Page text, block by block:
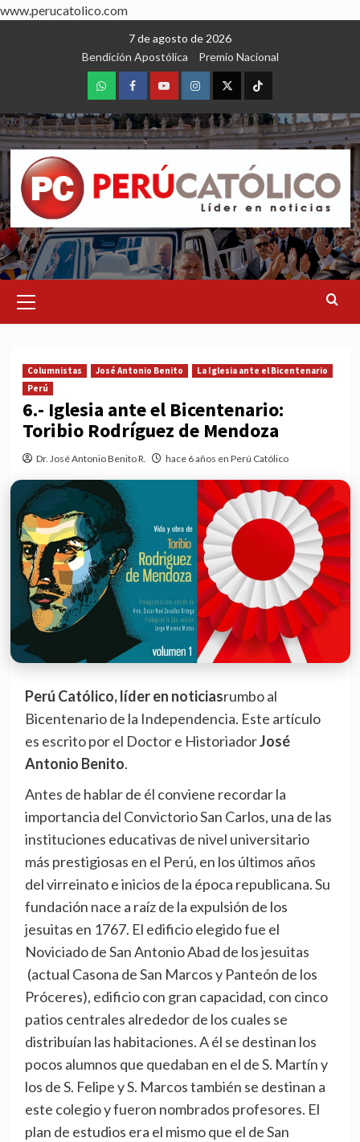
www.perucatolico.com
7 de agosto de 2026
Bendición Apostólica
Premio Nacional
WhatsAppFacebookYoutubeInstagram
X TikTok
Menu
Columnistas José Antonio Benito
La Iglesia ante el Bicentenario
Perú
6.- Iglesia ante el Bicentenario:
Toribio Rodríguez de Mendoza
Dr. José Antonio Benito R. hace 6 años en Perú Católico
Perú Católico, líder en noticiasrumbo al
Bicentenario de la Independencia. Este artículo
es escrito por el Doctor e HistoriadorJosé
Antonio Benito.
Antes de hablar de él conviene recordar la
importancia del Convictorio San Carlos, una de las
instituciones educativas de nivel universitario
más prestigiosas en el Perú, en los últimos años
del virreinato e inicios de la época republicana. Su
fundación nace a raíz de la expulsión de los
jesuitas en 1767. El edificio elegido fue el
Noviciado de San Antonio Abad de los jesuitas
(actual Casona de San Marcos y Panteón de los
Próceres), edificio con gran capacidad, con cinco
patios centrales alrededor de los cuales se
distribuían las habitaciones. A él se destinan los
pocos alumnos que quedaban en el de S. Martín y
los de S. Felipe y S. Marcos también se destinan a
este colegio y fueron nombrados profesores. El
plan de estudios era el mismo que el de San